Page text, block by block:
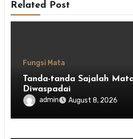
Related Post
Fungsi Mata
Tanda-tanda Sajalah
Diwaspadai
admin August 8, 2026